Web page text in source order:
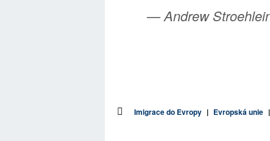
— Andrew
Imigrace do Evropy | Evropská unie |